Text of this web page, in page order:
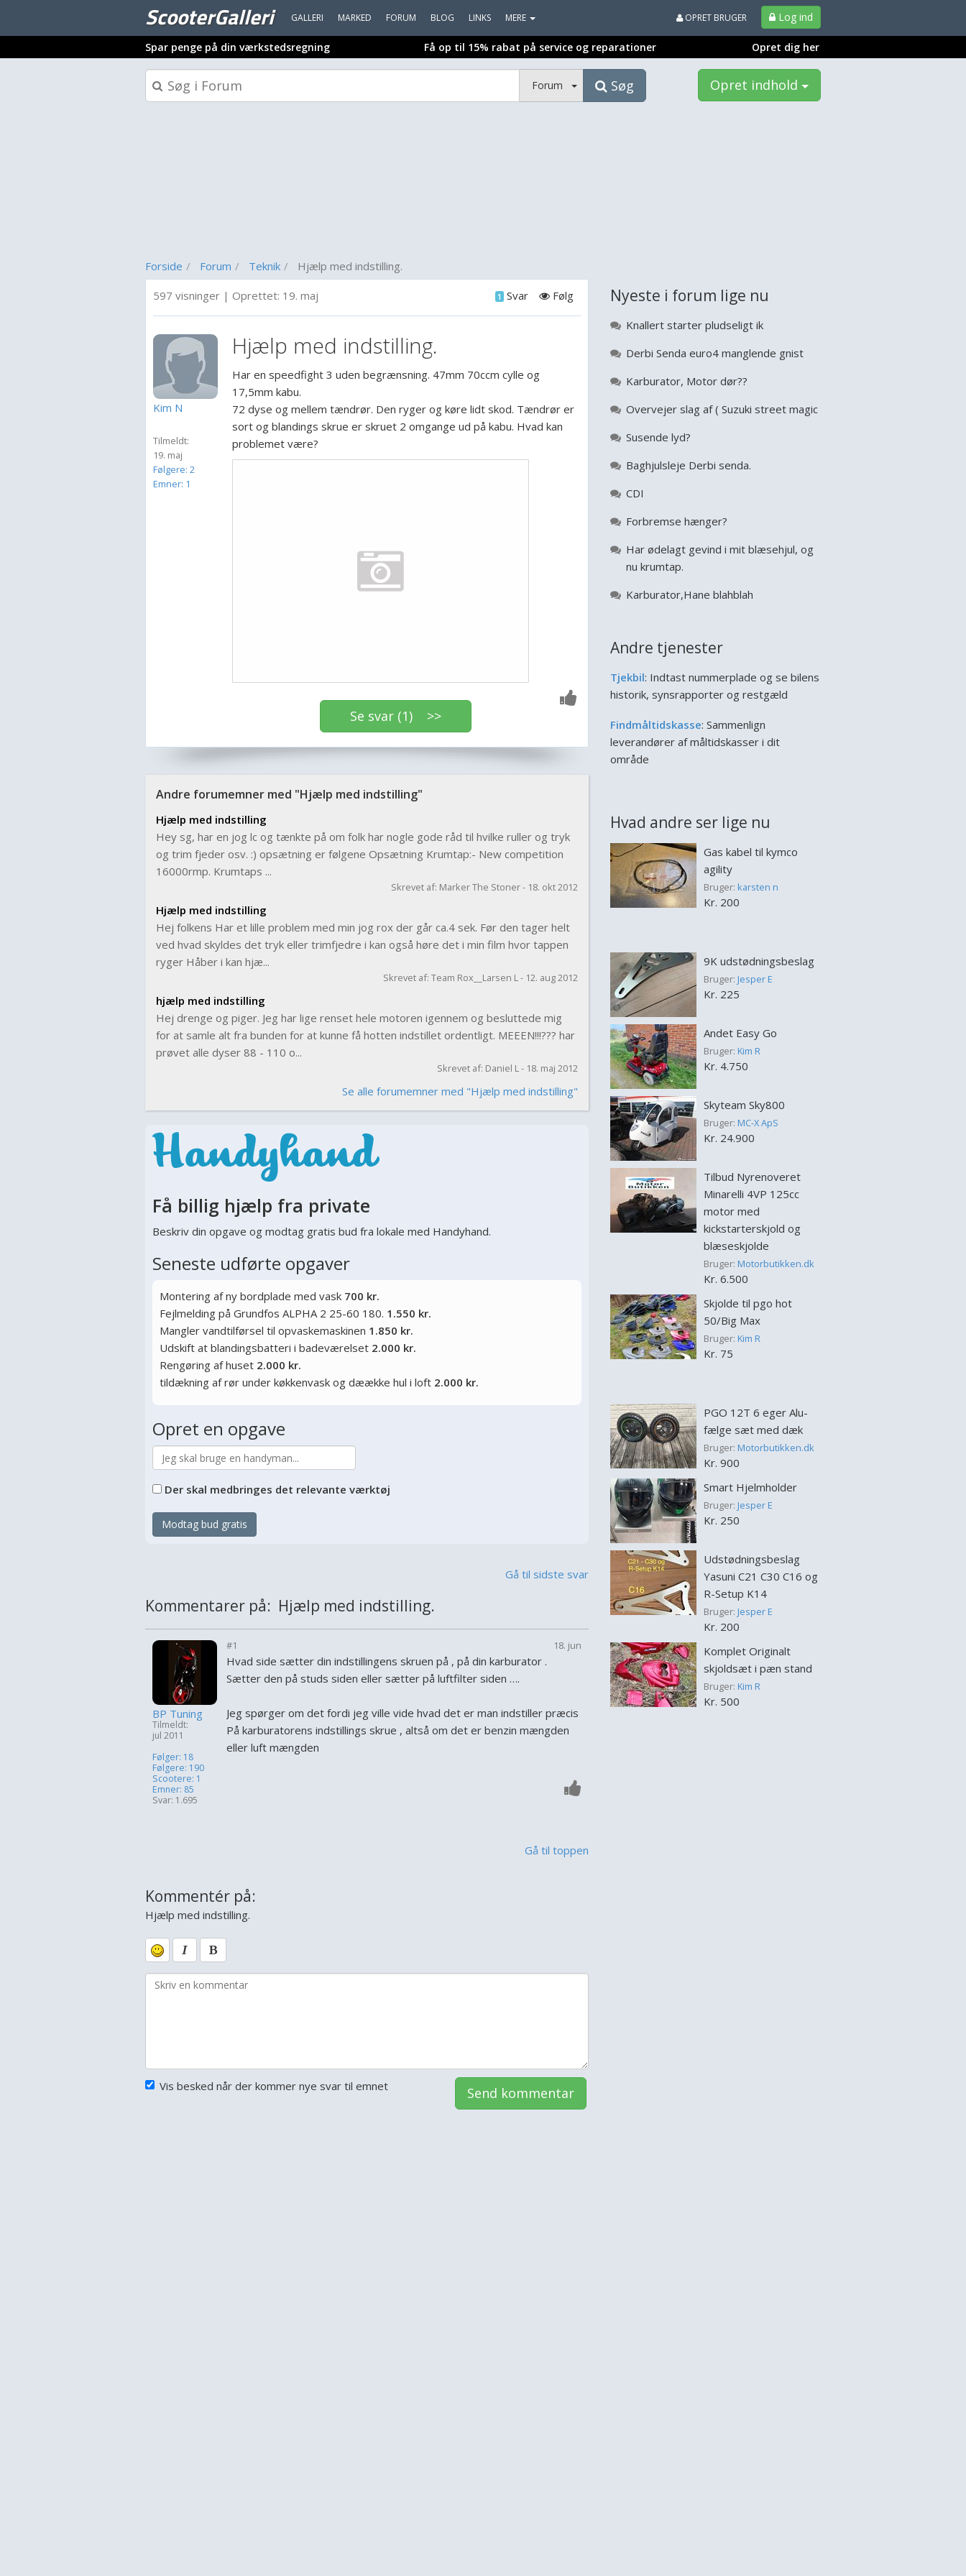
ScooterGalleri GALLERI MARKED FORUM BLOG LINKS MERE Log ind
OPRET BRUGER
Spar penge på din værkstedsregning Få op til 15% rabat på service og reparationer Opret dig her
Forum Søg Opret indhold
Forside Forum Teknik Hjælp med indstilling.
597 visninger | Oprettet: 19. maj Følg
1 Svar
Kim N
Tilmeldt:
19. maj
Følgere: 2
Emner: 1
Hjælp med indstilling.
Har en speedfight 3 uden begrænsning. 47mm 70ccm cylle og
17,5mm kabu.
72 dyse og mellem tændrør. Den ryger og køre lidt skod. Tændrør er
sort og blandings skrue er skruet 2 omgange ud på kabu. Hvad kan
problemet være?
Se svar (1) >>
Andre forumemner med "Hjælp med indstilling"
Hjælp med indstilling
Hey sg, har en jog lc og tænkte på om folk har nogle gode råd til hvilke ruller og tryk
og trim fjeder osv. :) opsætning er følgene Opsætning Krumtap:- New competition
16000rmp. Krumtaps ...
Skrevet af: Marker The Stoner - 18. okt 2012
Hjælp med indstilling
Hej folkens Har et lille problem med min jog rox der går ca.4 sek. Før den tager helt
ved hvad skyldes det tryk eller trimfjedre i kan også høre det i min film hvor tappen
ryger Håber i kan hjæ...
Skrevet af: Team Rox__Larsen L - 12. aug 2012
hjælp med indstilling
Hej drenge og piger. Jeg har lige renset hele motoren igennem og besluttede mig
for at samle alt fra bunden for at kunne få hotten indstillet ordentligt. MEEEN!!!??? har
prøvet alle dyser 88 - 110 o...
Skrevet af: Daniel L - 18. maj 2012
Se alle forumemner med "Hjælp med indstilling"
Få billig hjælp fra private
Beskriv din opgave og modtag gratis bud fra lokale med Handyhand.
Seneste udførte opgaver
Montering af ny bordplade med vask 700 kr.
Fejlmelding på Grundfos ALPHA 2 25-60 180. 1.550 kr.
Mangler vandtilførsel til opvaskemaskinen 1.850 kr.
Udskift at blandingsbatteri i badeværelset 2.000 kr.
Rengøring af huset 2.000 kr.
tildækning af rør under køkkenvask og dæække hul i loft 2.000 kr.
Opret en opgave
Der skal medbringes det relevante værktøj
Modtag bud gratis
Gå til sidste svar
Kommentarer på: Hjælp med indstilling.
BP Tuning
Tilmeldt:
jul 2011
Følger: 18
Følgere: 190
Scootere: 1
Emner: 85
Svar: 1.695
#1 18. jun
Hvad side sætter din indstillingens skruen på , på din karburator .
Sætter den på studs siden eller sætter på luftfilter siden ….
Jeg spørger om det fordi jeg ville vide hvad det er man indstiller præcis
På karburatorens indstillings skrue , altså om det er benzin mængden
eller luft mængden
Gå til toppen
Kommentér på:
Hjælp med indstilling.
Vis besked når der kommer nye svar til emnet Send kommentar
Nyeste i forum lige nu
Knallert starter pludseligt ik
Derbi Senda euro4 manglende gnist
Karburator, Motor dør??
Overvejer slag af ( Suzuki street magic
Susende lyd?
Baghjulsleje Derbi senda.
CDI
Forbremse hænger?
Har ødelagt gevind i mit blæsehjul, og
nu krumtap.
Karburator,Hane blahblah
Andre tjenester
Tjekbil: Indtast nummerplade og se bilens
historik, synsrapporter og restgæld
Findmåltidskasse: Sammenlign
leverandører af måltidskasser i dit
område
Hvad andre ser lige nu
Gas kabel til kymco
agility
Bruger: karsten n
Kr. 200
9K udstødningsbeslag
Bruger: Jesper E
Kr. 225
Andet Easy Go
Bruger: Kim R
Kr. 4.750
Skyteam Sky800
Bruger: MC-X ApS
Kr. 24.900
Tilbud Nyrenoveret
Minarelli 4VP 125cc
motor med
kickstarterskjold og
blæseskjolde
Bruger: Motorbutikken.dk
Kr. 6.500
Skjolde til pgo hot
50/Big Max
Bruger: Kim R
Kr. 75
PGO 12T 6 eger Alu-
fælge sæt med dæk
Bruger: Motorbutikken.dk
Kr. 900
Smart Hjelmholder
Bruger: Jesper E
Kr. 250
Udstødningsbeslag
Yasuni C21 C30 C16 og
R-Setup K14
Bruger: Jesper E
Kr. 200
Komplet Originalt
skjoldsæt i pæn stand
Bruger: Kim R
Kr. 500